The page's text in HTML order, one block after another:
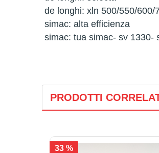
de longhi: xln 500/550/600/
simac: alta efficienza
simac: tua simac- sv 1330-
PRODOTTI
33 %